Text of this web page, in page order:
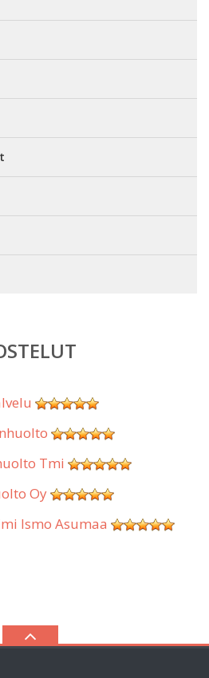
Tmi
Oy
Ismo Asumaa